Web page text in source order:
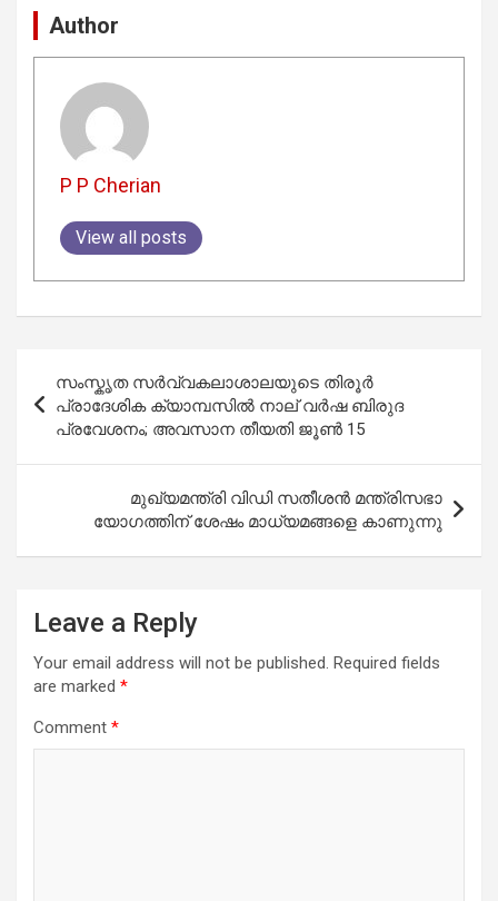
Author
P P Cherian
View all posts
navigation
സംസ്കൃത സര്‍വ്വകലാശാലയുടെ തിരൂർ
പ്രാദേശിക ക്യാമ്പസിൽ നാല് വര്‍ഷ ബിരുദ
പ്രവേശനം; അവസാന തീയതി ജൂണ്‍ 15
മുഖ്യമന്ത്രി വിഡി സതീശൻ മന്ത്രിസഭാ
യോഗത്തിന് ശേഷം മാധ്യമങ്ങളെ കാണുന്നു
Leave a Reply
Your email address will not be published. Required fields
are marked *
Comment *